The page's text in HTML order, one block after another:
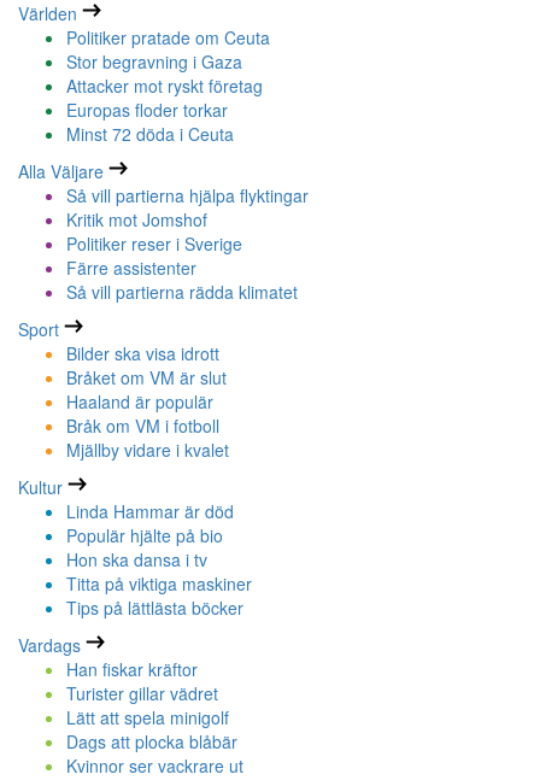
Världen
Politiker pratade om Ceuta
Stor begravning i Gaza
Attacker mot ryskt företag
Europas floder torkar
Minst 72 döda i Ceuta
Alla Väljare
Så vill partierna hjälpa flyktingar
Kritik mot Jomshof
Politiker reser i Sverige
Färre assistenter
Så vill partierna rädda klimatet
Sport
Bilder ska visa idrott
Bråket om VM är slut
Haaland är populär
Bråk om VM i fotboll
Mjällby vidare i kvalet
Kultur
Linda Hammar är död
Populär hjälte på bio
Hon ska dansa i tv
Titta på viktiga maskiner
Tips på lättlästa böcker
Vardags
Han fiskar kräftor
Turister gillar vädret
Lätt att spela minigolf
Dags att plocka blåbär
Kvinnor ser vackrare ut